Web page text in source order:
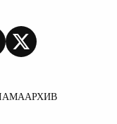
АРХИВ